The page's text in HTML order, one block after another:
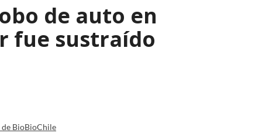
de auto en
fue sustraído
BioBioChile